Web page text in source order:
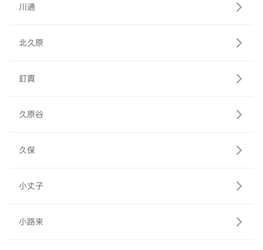
川通
北久原
釘貫
久原谷
久保
小丈子
小路来